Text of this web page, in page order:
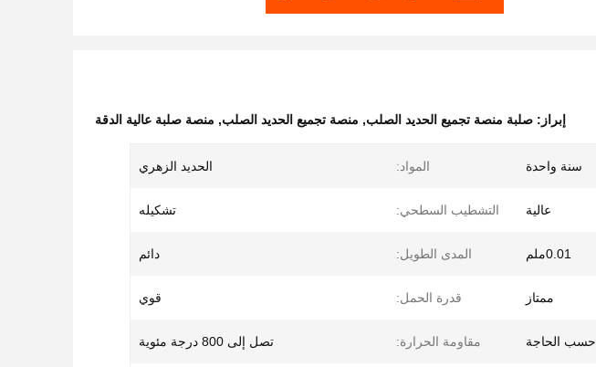
إبراز: صلبة منصة تجميع الحديد الصلب, منصة تجميع الحديد الصلب, منصة صلبة عالية الدقة
سنة واحدة المواد: الحديد الزهري
عالية التشطيب السطحي: تشكيله
0.01ملم المدى الطويل: دائم
ممتاز قدرة الحمل: قوي
حسب الحاجة مقاومة الحرارة: تصل إلى 800 درجة مئوية